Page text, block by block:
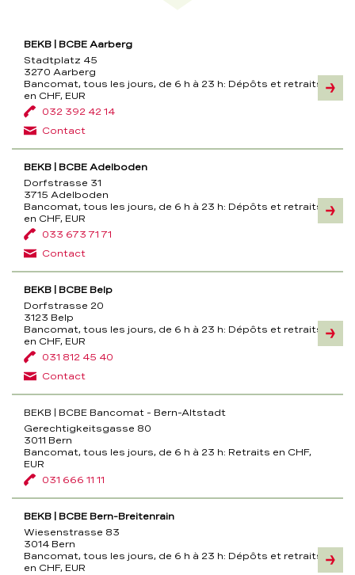
tous
les
jours,
23
BEKB | BCBE Aarberg
Stadtplatz 45
3270 Aarberg
Bancomat, tous les jours, de 6 h à 23 h: Dépôts et retraits
en CHF, EUR
032 392 42 14
Contact
BEKB | BCBE Adelboden
Dorfstrasse 31
3715 Adelboden
Bancomat, tous les jours, de 6 h à 23 h: Dépôts et retraits
en CHF, EUR
033 673 71 71
Contact
BEKB | BCBE Belp
Dorfstrasse 20
3123 Belp
Bancomat, tous les jours, de 6 h à 23 h: Dépôts et retraits
en CHF, EUR
031 812 45 40
Contact
BEKB | BCBE Bancomat - Bern-Altstadt
Gerechtigkeitsgasse 80
3011 Bern
Bancomat, tous les jours, de 6 h à 23 h: Retraits en CHF,
EUR
031 666 11 11
BEKB | BCBE Bern-Breitenrain
Wiesenstrasse 83
3014 Bern
Bancomat, tous les jours, de 6 h à 23 h: Dépôts et retraits
en CHF, EUR